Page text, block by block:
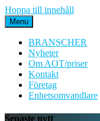
Hoppa till innehåll
Menu
BRANSCHER
Nyheter
Om AOT/priser
Kontakt
Företag
Enhetsomvandlare
Senaste nytt